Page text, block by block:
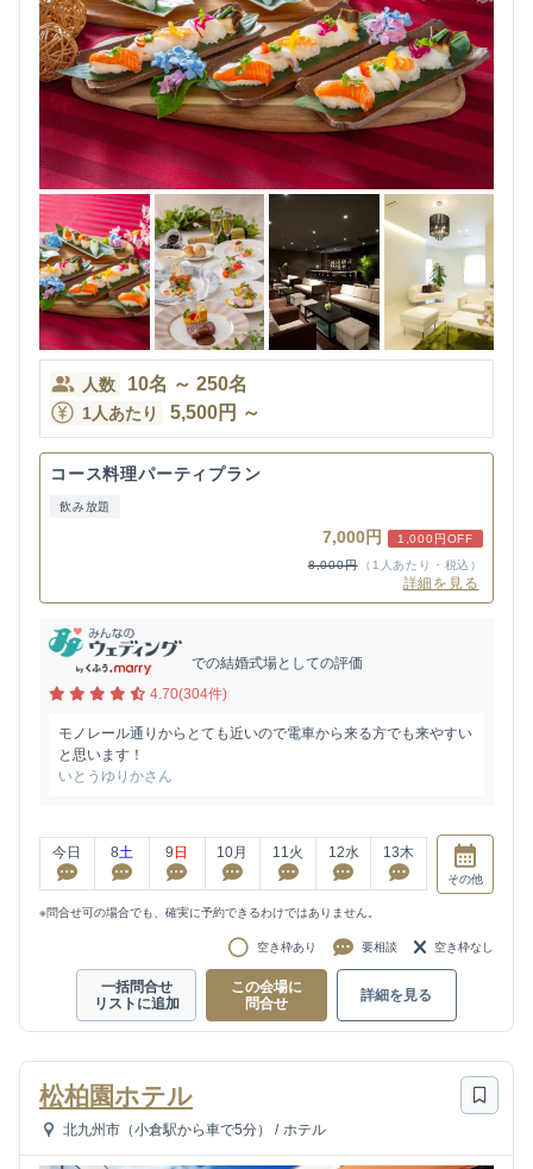
人数 10名 ～ 250名
1人あたり 5,500円 ～
コース料理パーティプラン
飲み放題
7,000円
1,000円OFF
8,000円
（1人あたり・税込）
詳細を見る
での結婚式場としての評価
4.70(304件)
モノレール通りからとても近いので電車から来る方でも来やすい
と思います！
いとうゆりかさん
今日 8土 9 日 10月 11火 12水 13木
その他
※問合せ可の場合でも、確実に予約できるわけではありません。
空き枠あり 要相談 空き枠なし
一括問合せ
リストに追加
この会場に
問合せ
詳細を見る
松柏園ホテル
北九州市（小倉駅から車で5分） / ホテル